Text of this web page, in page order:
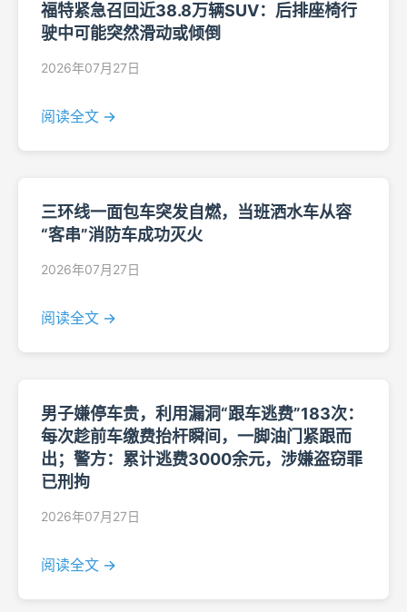
福特紧急召回近38.8万辆SUV：后排座椅行
驶中可能突然滑动或倾倒
2026年07月27日
阅读全文 →
三环线一面包车突发自燃，当班洒水车从容
“客串”消防车成功灭火
2026年07月27日
阅读全文 →
男子嫌停车贵，利用漏洞“跟车逃费”183次：
每次趁前车缴费抬杆瞬间，一脚油门紧跟而
出；警方：累计逃费3000余元，涉嫌盗窃罪
已刑拘
2026年07月27日
阅读全文 →